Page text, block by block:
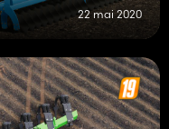
22 mai 2020